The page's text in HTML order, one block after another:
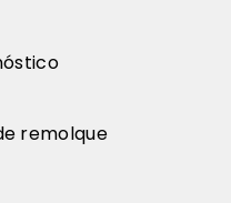
remolque